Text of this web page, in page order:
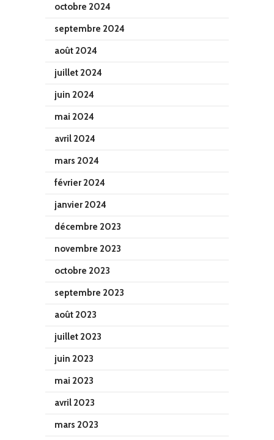
octobre 2024
septembre 2024
août 2024
juillet 2024
juin 2024
mai 2024
avril 2024
mars 2024
février 2024
janvier 2024
décembre 2023
novembre 2023
octobre 2023
septembre 2023
août 2023
juillet 2023
juin 2023
mai 2023
avril 2023
mars 2023